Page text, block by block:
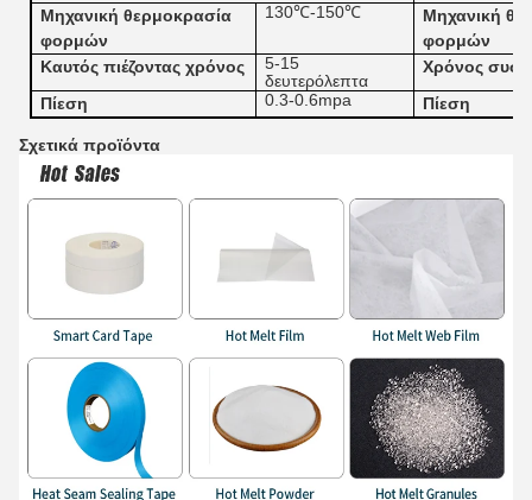
Μηχανική θερμοκρασία
φορμών
130℃-150℃
Μηχανική
φορμών
Καυτός πιέζοντας χρόνος
5-15
δευτερόλεπτα
Χρόνος
Πίεση
0.3-0.6mpa Πίεση
Σχετικά προϊόντα